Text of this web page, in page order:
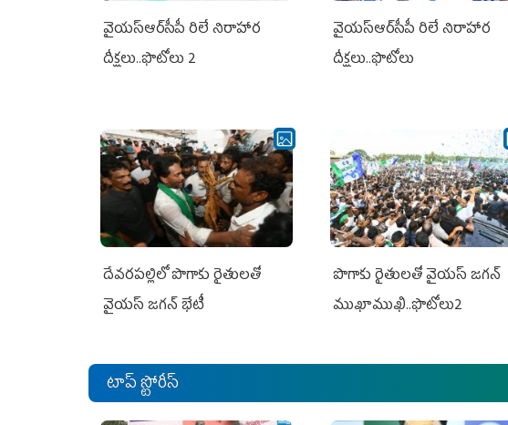
వైయ‌స్ఆర్‌సీపీ రిలే నిరాహార
దీక్షలు..ఫొటోలు 2
వైయ‌స్ఆర్‌సీపీ రిలే నిరాహార
దీక్షలు..ఫొటోలు
దేవరపల్లిలో పొగాకు రైతులతో
వైయస్ జగన్ భేటీ
పొగాకు రైతుల‌తో వైయ‌స్ జ‌గ‌న్
ముఖాముఖి..ఫొటోలు2
టాప్ స్టోరీస్